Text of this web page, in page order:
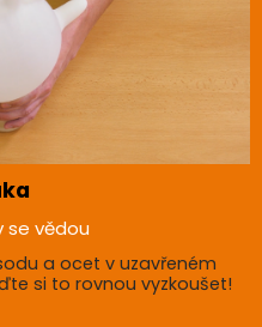
se vědou
a ocet v uzavřeném
si to rovnou vyzkoušet!